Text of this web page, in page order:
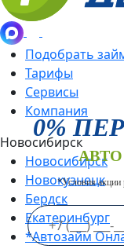
Подобрать
Тарифы
Сервисы
Компания
Новосибирск
Новосибирск
Новокузнецк
Бердск
Екатеринбург
*Автозайм
0%
*Условия